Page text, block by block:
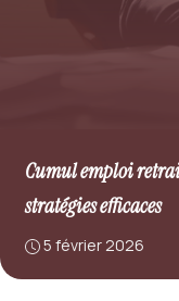
Cumul emploi
stratégies efficaces
5 février 2026